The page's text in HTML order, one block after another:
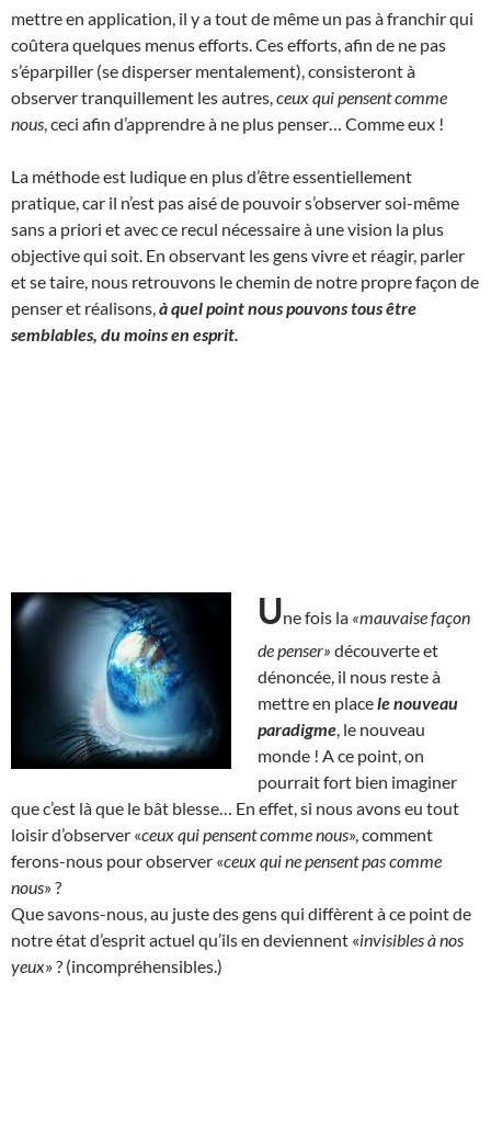
mettre en application, il y a tout de même un pas à franchir qui
coûtera quelques menus efforts. Ces efforts, afin de ne pas
s’éparpiller (se disperser mentalement), consisteront à
observer tranquillement les autres, ceux qui pensent comme
nous , ceci afin d’apprendre à ne plus penser… Comme eux !
La méthode est ludique en plus d’être essentiellement
pratique, car il n’est pas aisé de pouvoir s’observer soi-même
sans a priori et avec ce recul nécessaire à une vision la plus
objective qui soit. En observant les gens vivre et réagir, parler
et se taire, nous retrouvons le chemin de notre propre façon de
penser et réalisons, à quel point nous pouvons tous être
semblables, du moins en esprit.
Une fois la «mauvaise façon
de penser» découverte et
dénoncée, il nous reste à
mettre en placele nouveau
paradigme , le nouveau
monde ! A ce point, on
pourrait fort bien imaginer
que c’est là que le bât blesse… En effet, si nous avons eu tout
loisir d’observer «ceux qui pensent comme nous», comment
ferons-nous pour observer «ceux qui ne pensent pas comme
nous» ?
Que savons-nous, au juste des gens qui diffèrent à ce point de
notre état d’esprit actuel qu’ils en deviennent «invisibles à nos
yeux» ? (incompréhensibles.)